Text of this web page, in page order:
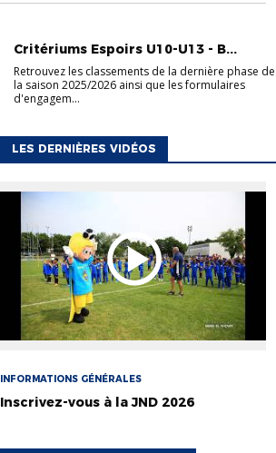
Critériums Espoirs U10-U13 - B...
Retrouvez les classements de la dernière phase de
la saison 2025/2026 ainsi que les formulaires
d'engagem...
LES DERNIÈRES VIDÉOS
INFORMATIONS GÉNÉRALES
Inscrivez-vous à la JND 2026